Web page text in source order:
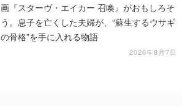
画『スターヴ・エイカー 召喚』がおもしろそ
う。息子を亡くした夫婦が、“蘇生するウサギ
の骨格”を手に入れる物語
2026年8月7日